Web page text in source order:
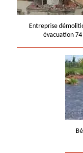
Entreprise
évacuation 74